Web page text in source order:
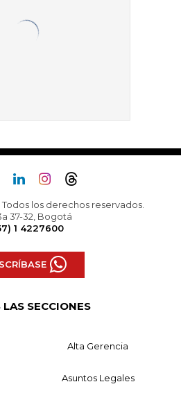
los derechos reservados.
37-32, Bogotá
1 4227600
SECCIONES
Alta Gerencia
Asuntos Legales